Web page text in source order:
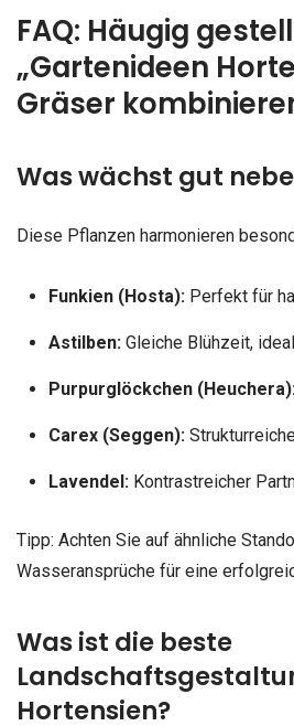
FAQ: Häugig
„Gartenideen
Gräser
Was wächst gut
Diese Pflanzen harmonieren
Funkien (Hosta):Perfekt für
Astilben:Gleiche Blühzeit,
Purpurglöckchen
Carex (Seggen):
Lavendel:Kontrastreicher
Tipp: Achten Sie auf ähnliche
Wasseransprüche für eine
Was ist die beste
Hortensien?